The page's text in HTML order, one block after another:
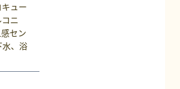
ュー
ニ
セン
、浴